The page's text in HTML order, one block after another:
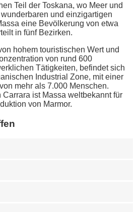
Teil der Toskana, wo Meer und
und einzigartigen
eine Bevölkerung von etwa
in fünf Bezirken.
hohem touristischen Wert und
von rund 600
Tätigkeiten, befindet sich
Industrial Zone, mit einer
mehr als 7.000 Menschen.
ist Massa weltbekannt für
von Marmor.